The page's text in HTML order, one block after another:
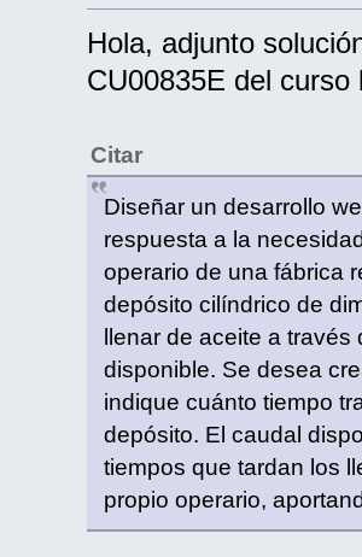
Hola, adjunto
CU00835E del
Citar
Diseñar un desarrollo
respuesta a la
operario de una fábrica
depósito cilíndrico de
llenar de aceite a
disponible. Se desea
indique cuánto tiempo
depósito. El caudal
tiempos que tardan los
propio operario,